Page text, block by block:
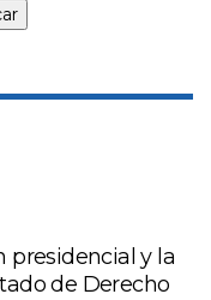
presidencial y la
de Derecho